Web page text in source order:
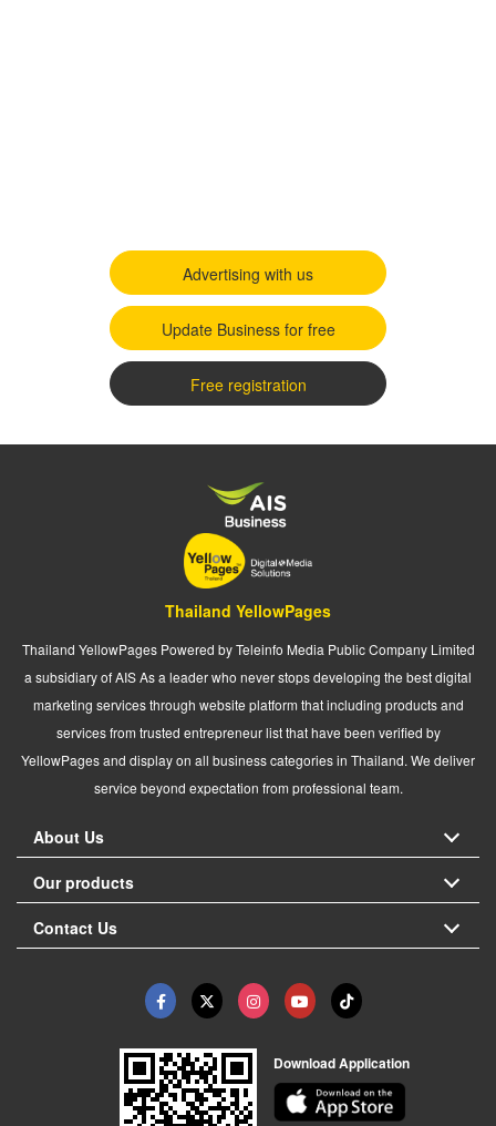
Advertising with us
Update Business for free
Free registration
Thailand YellowPages
Thailand YellowPages Powered by Teleinfo Media Public Company Limited
a subsidiary of AIS As a leader who never stops developing the best digital
marketing services through website platform that including products and
services from trusted entrepreneur list that have been verified by
YellowPages and display on all business categories in Thailand. We deliver
service beyond expectation from professional team.
About Us
Our products
Contact Us
Download Application